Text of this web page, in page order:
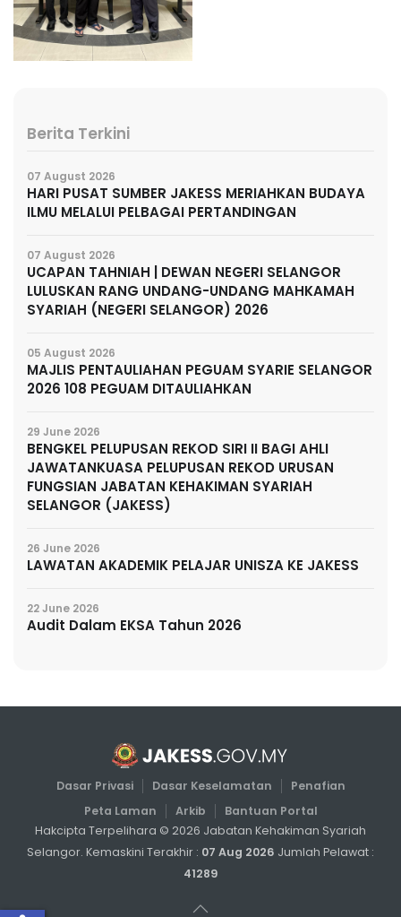
Berita Terkini
07 August 2026
HARI PUSAT SUMBER JAKESS MERIAHKAN BUDAYA
ILMU MELALUI PELBAGAI PERTANDINGAN
07 August 2026
UCAPAN TAHNIAH | DEWAN NEGERI SELANGOR
LULUSKAN RANG UNDANG-UNDANG MAHKAMAH
SYARIAH (NEGERI SELANGOR) 2026
05 August 2026
MAJLIS PENTAULIAHAN PEGUAM SYARIE SELANGOR
2026 108 PEGUAM DITAULIAHKAN
29 June 2026
BENGKEL PELUPUSAN REKOD SIRI II BAGI AHLI
JAWATANKUASA PELUPUSAN REKOD URUSAN
FUNGSIAN JABATAN KEHAKIMAN SYARIAH
SELANGOR (JAKESS)
26 June 2026
LAWATAN AKADEMIK PELAJAR UNISZA KE JAKESS
22 June 2026
Audit Dalam EKSA Tahun 2026
Dasar Privasi Dasar Keselamatan
Penafian
Peta Laman
Arkib
Bantuan Portal
Hakcipta Terpelihara © 2026 Jabatan Kehakiman Syariah
Selangor. Kemaskini Terakhir : 07 Aug 2026 Jumlah Pelawat :
41289